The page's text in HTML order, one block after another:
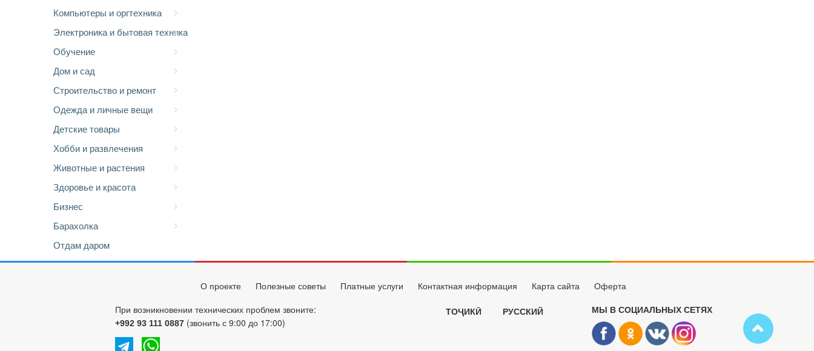
Компьютеры и оргтехника
Электроника и бытовая техника
Обучение
Дом и сад
Строительство и ремонт
Одежда и личные вещи
Детские товары
Хобби и развлечения
Животные и растения
Здоровье и красота
Бизнес
Барахолка
Отдам даром
О проекте Полезные советы Платные услуги Контактная информация Карта сайта Оферта
При возникновении технических проблем звоните:
+992 93 111 0887 (звонить с 9:00 до 17:00)
ТОҶИКӢ РУССКИЙ МЫ В СОЦИАЛЬНЫХ СЕТЯХ